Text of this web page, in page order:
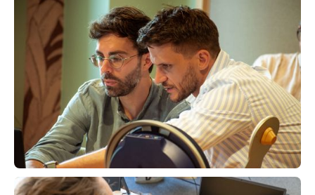
À planifier
Bilan acouphénique (Présentiel)
"Sécurisez votre diagnostic"
Présentiel
prochaine session